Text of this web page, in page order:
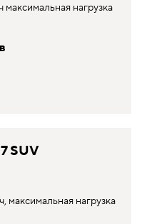
максимальная нагрузка
SUV
максимальная нагрузка